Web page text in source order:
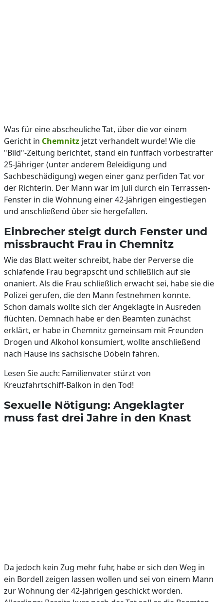
Was für eine abscheuliche Tat, über die vor einem
Gericht in Chemnitz jetzt verhandelt wurde! Wie die
"Bild"-Zeitung berichtet, stand ein fünffach vorbestrafter
25-Jähriger (unter anderem Beleidigung und
Sachbeschädigung) wegen einer ganz perfiden Tat vor
der Richterin. Der Mann war im Juli durch ein Terrassen-
Fenster in die Wohnung einer 42-Jährigen eingestiegen
und anschließend über sie hergefallen.
Einbrecher steigt durch Fenster und
missbraucht Frau in Chemnitz
Wie das Blatt weiter schreibt, habe der Perverse die
schlafende Frau begrapscht und schließlich auf sie
onaniert. Als die Frau schließlich erwacht sei, habe sie die
Polizei gerufen, die den Mann festnehmen konnte.
Schon damals wollte sich der Angeklagte in Ausreden
flüchten. Demnach habe er den Beamten zunächst
erklärt, er habe in Chemnitz gemeinsam mit Freunden
Drogen und Alkohol konsumiert, wollte anschließend
nach Hause ins sächsische Döbeln fahren.
Lesen Sie auch: Familienvater stürzt von
Kreuzfahrtschiff-Balkon in den Tod!
Sexuelle Nötigung: Angeklagter
muss fast drei Jahre in den Knast
Da jedoch kein Zug mehr fuhr, habe er sich den Weg in
ein Bordell zeigen lassen wollen und sei von einem Mann
zur Wohnung der 42-Jährigen geschickt worden.